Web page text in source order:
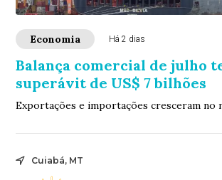
Economia Há 2 dias
Balança comercial de julho
superávit de US$ 7 bilhões
Exportações e importações cresceram no
Cuiabá, MT